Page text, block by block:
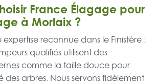
France Élagage pour
à Morlaix ?
reconnue dans le Finistère :
qualifiés utilisent des
comme la taille douce pour
des arbres. Nous servons fidèlement